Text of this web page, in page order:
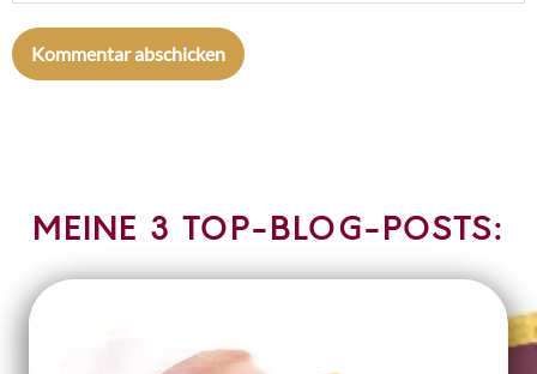
MEINE 3 TOP-BLOG-POSTS: